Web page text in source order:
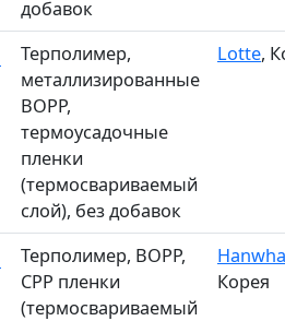
добавок
Терполимер,
металлизированные
BOPP,
термоусадочные
пленки
(термосвариваемый
слой), без добавок
Lotte,
Терполимер, BOPP,
CPP пленки
(термосвариваемый
Корея